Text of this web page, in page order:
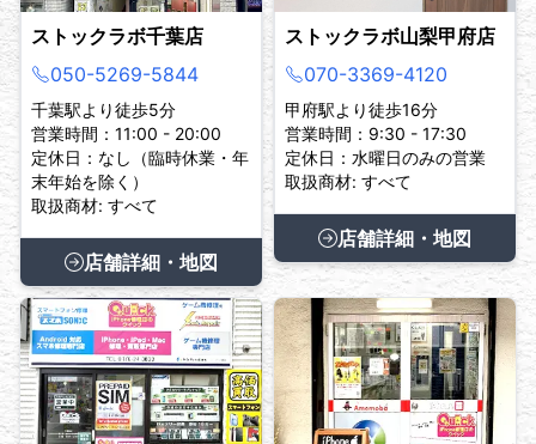
ストックラボ千葉店
050-5269-5844
千葉駅より徒歩5分
営業時間：11:00 - 20:00
定休日：なし（臨時休業・年
末年始を除く）
取扱商材: すべて
店舗詳細・地図
ストックラボ山梨甲府店
070-3369-4120
甲府駅より徒歩16分
営業時間：9:30 - 17:30
定休日：水曜日のみの営業
取扱商材: すべて
店舗詳細・地図